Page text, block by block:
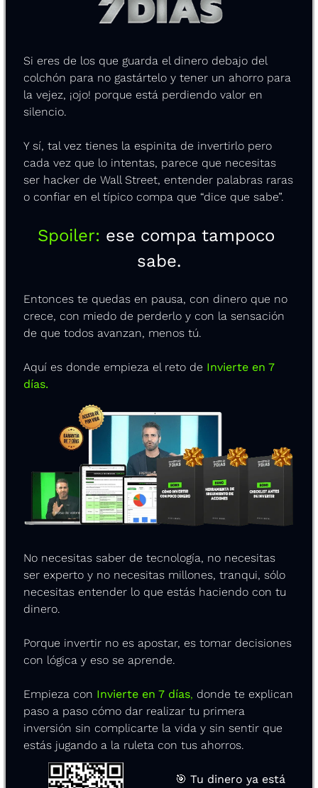
Si eres de los que guarda el dinero debajo del
colchón para no gastártelo y tener un ahorro para
la vejez, ¡ojo! porque está perdiendo valor en
silencio.
Y sí, tal vez tienes la espinita de invertirlo pero
cada vez que lo intentas, parece que necesitas
ser hacker de Wall Street, entender palabras raras
o confiar en el típico compa que “dice que sabe”.
Spoiler: ese compa tampoco
sabe.
Entonces te quedas en pausa, con dinero que no
crece, con miedo de perderlo y con la sensación
de que todos avanzan, menos tú.
Aquí es donde empieza el reto de Invierte en 7
días.
No necesitas saber de tecnología, no necesitas
ser experto y no necesitas millones, tranqui, sólo
necesitas entender lo que estás haciendo con tu
dinero.
Porque invertir no es apostar, es tomar decisiones
con lógica y eso se aprende.
Empieza con Invierte en 7 días, donde te explican
paso a paso cómo dar realizar tu primera
inversión sin complicarte la vida y sin sentir que
estás jugando a la ruleta con tus ahorros.
🎯 Tu dinero ya está